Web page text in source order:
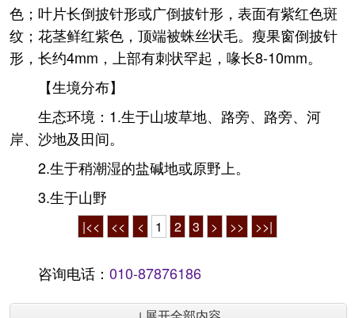
色；叶片长倒披针形或广倒披针形，表面有紫红色斑
纹；花茎鲜红紫色，顶端被蛛丝状毛。瘦果窗倒披针
形，长约4mm，上部有刺状罕起，喙长8-10mm。
【生境分布】
生态环境：1.生于山坡草地、路旁、路旁、河
岸、沙地及田间。
2.生于稍潮湿的盐碱地或原野上。
3.生于山野
|<< << < 1 2 3 > >> >>|
咨询电话： 010-87876186